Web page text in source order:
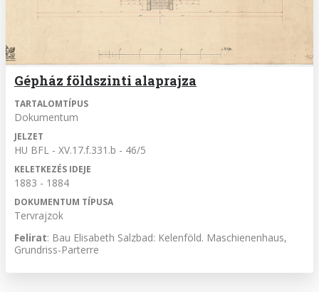
Gépház földszinti alaprajza
TARTALOMTÍPUS
Dokumentum
JELZET
HU BFL - XV.17.f.331.b - 46/5
KELETKEZÉS IDEJE
1883 - 1884
DOKUMENTUM TÍPUSA
Tervrajzok
Felirat: Bau Elisabeth Salzbad: Kelenföld. Maschienenhaus,
Grundriss-Parterre